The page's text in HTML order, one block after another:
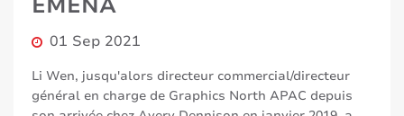
01 Sep 2021
Li Wen, jusqu'alors directeur commercial/directeur
général en charge de Graphics North APAC depuis